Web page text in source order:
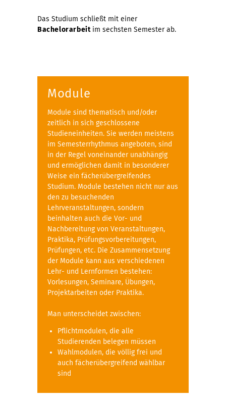
Das Studium schließt mit einer
Bachelorarbeit im sechsten Semester ab.
Module
Module sind thematisch und/oder
zeitlich in sich geschlossene
Studieneinheiten. Sie werden meistens
im Semesterrhythmus angeboten, sind
in der Regel voneinander unabhängig
und ermöglichen damit in besonderer
Weise ein fächerübergreifendes
Studium. Module bestehen nicht nur aus
den zu besuchenden
Lehrveranstaltungen, sondern
beinhalten auch die Vor- und
Nachbereitung von Veranstaltungen,
Praktika, Prüfungsvorbereitungen,
Prüfungen, etc. Die Zusammensetzung
der Module kann aus verschiedenen
Lehr- und Lernformen bestehen:
Vorlesungen, Seminare, Übungen,
Projektarbeiten oder Praktika.
Man unterscheidet zwischen:
Pflichtmodulen, die alle
Studierenden belegen müssen
Wahlmodulen, die völlig frei und
auch fächerübergreifend wählbar
sind